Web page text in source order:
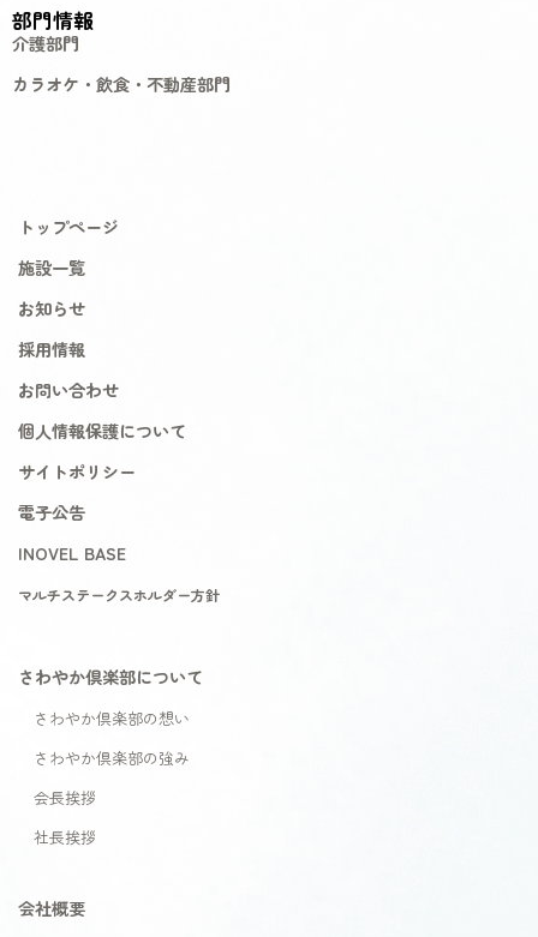
部門情報
介護部門
カラオケ・飲食・不動産部門
トップページ
施設一覧
お知らせ
採用情報
お問い合わせ
個人情報保護について
サイトポリシー
電子公告
INOVEL BASE
マルチステークスホルダー方針
さわやか倶楽部について
さわやか倶楽部の想い
さわやか倶楽部の強み
会長挨拶
社長挨拶
会社概要